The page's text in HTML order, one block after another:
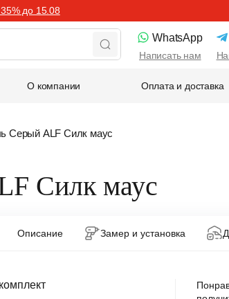
до 15.08
WhatsApp
Написать нам
О компании Оплата и доставка
Серый ALF Силк маус
Силк маус
Описание Замер и установка